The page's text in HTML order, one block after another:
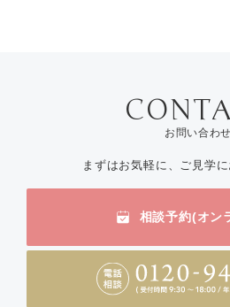
お問い合わせ
まずはお気軽に、ご見学
相談予約(オン